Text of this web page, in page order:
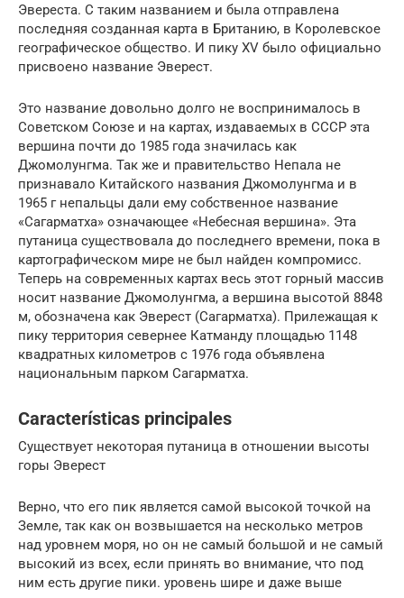
Эвереста. С таким названием и была отправлена
последняя созданная карта в Британию, в Королевское
географическое общество. И пику XV было официально
присвоено название Эверест.
Это название довольно долго не воспринималось в
Советском Союзе и на картах, издаваемых в СССР эта
вершина почти до 1985 года значилась как
Джомолунгма. Так же и правительство Непала не
признавало Китайского названия Джомолунгма и в
1965 г непальцы дали ему собственное название
«Сагарматха» означающее «Небесная вершина». Эта
путаница существовала до последнего времени, пока в
картографическом мире не был найден компромисс.
Теперь на современных картах весь этот горный массив
носит название Джомолунгма, а вершина высотой 8848
м, обозначена как Эверест (Сагарматха). Прилежащая к
пику территория севернее Катманду площадью 1148
квадратных километров с 1976 года объявлена
национальным парком Сагарматха.
Características principales
Существует некоторая путаница в отношении высоты
горы Эверест
Верно, что его пик является самой высокой точкой на
Земле, так как он возвышается на несколько метров
над уровнем моря, но он не самый большой и не самый
высокий из всех, если принять во внимание, что под
ним есть другие пики. уровень шире и даже выше